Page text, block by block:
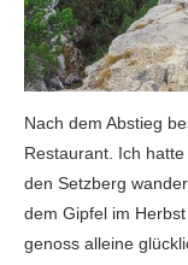
Nach dem Abstieg
Restaurant. Ich
den Setzberg
dem Gipfel im
genoss alleine